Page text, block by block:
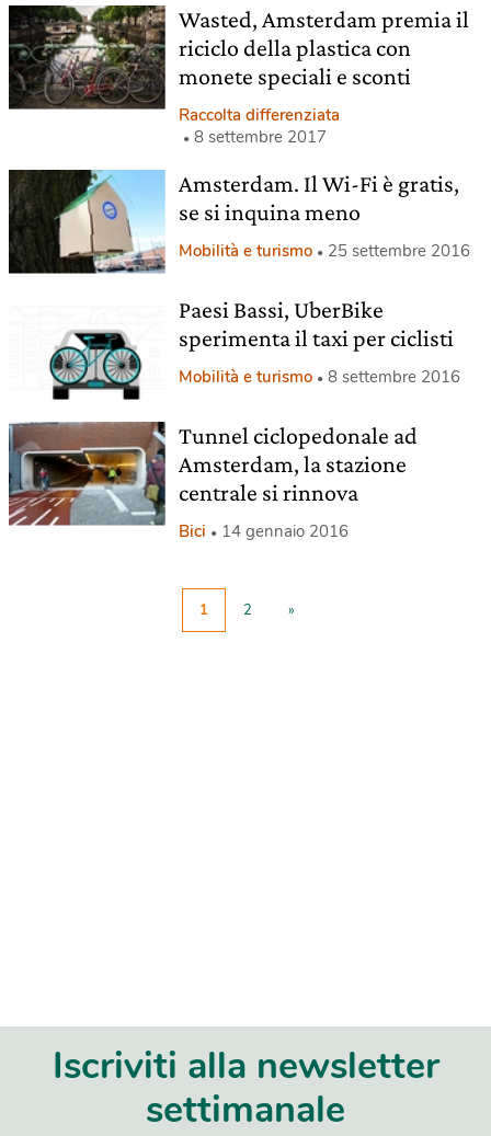
Wasted, Amsterdam premia il
riciclo della plastica con
monete speciali e sconti
Raccolta differenziata
8 settembre 2017
Amsterdam. Il Wi-Fi è gratis,
se si inquina meno
Mobilità e turismo 25 settembre 2016
Paesi Bassi, UberBike
sperimenta il taxi per ciclisti
Mobilità e turismo 8 settembre 2016
Tunnel ciclopedonale ad
Amsterdam, la stazione
centrale si rinnova
Bici 14 gennaio 2016
1 2 »
Iscriviti alla newsletter
settimanale